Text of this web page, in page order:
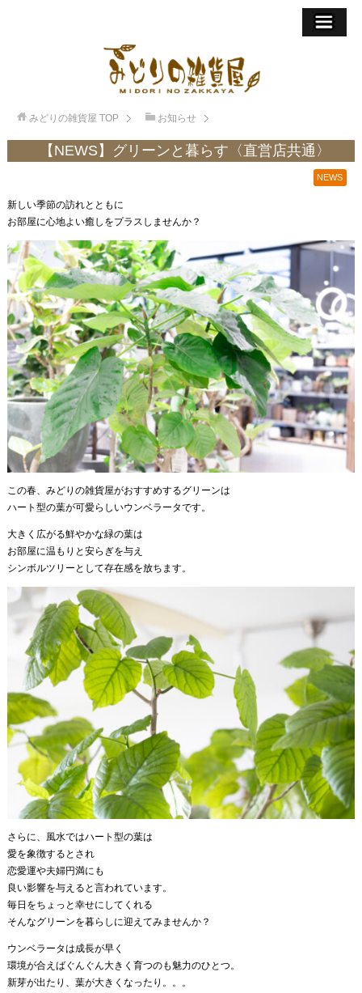
みどりの雑貨屋 TOP お知らせ
【NEWS】グリーンと暮らす〈直営店共通〉
NEWS
新しい季節の訪れとともに
お部屋に心地よい癒しをプラスしませんか？
この春、みどりの雑貨屋がおすすめするグリーンは
ハート型の葉が可愛らしいウンベラータです。
大きく広がる鮮やかな緑の葉は
お部屋に温もりと安らぎを与え
シンボルツリーとして存在感を放ちます。
さらに、風水ではハート型の葉は
愛を象徴するとされ
恋愛運や夫婦円満にも
良い影響を与えると言われています。
毎日をちょっと幸せにしてくれる
そんなグリーンを暮らしに迎えてみませんか？
ウンベラータは成長が早く
環境が合えばぐんぐん大きく育つのも魅力のひとつ。
新芽が出たり、葉が大きくなったり。。。